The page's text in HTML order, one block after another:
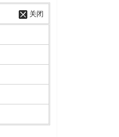
关闭